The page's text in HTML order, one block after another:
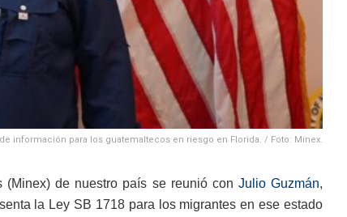
información para los guatemaltecos en riesgo en Florida. / Foto: Minex.
de nuestro país se reunió con Julio Guzmán,
la Ley SB 1718 para los migrantes en ese estado